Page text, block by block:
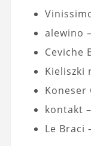
alewino
Ceviche
Kieliszki
Koneser
kontakt
Le Braci